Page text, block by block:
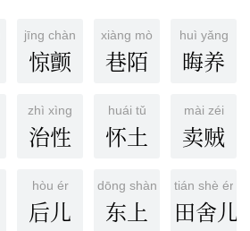
jīng chàn
惊颤
xiàng mò
巷陌
huì yǎng
晦养
zhì xìng
治性
huái tǔ
怀土
mài zéi
卖贼
hòu ér
后儿
dōng shàng
东上
tián shè ér
田舍儿